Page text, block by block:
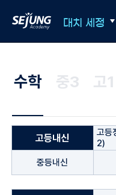
SEJUNG Academy
대치 세정
수학 중3 고1
고등내신
고등
2)
중등내신